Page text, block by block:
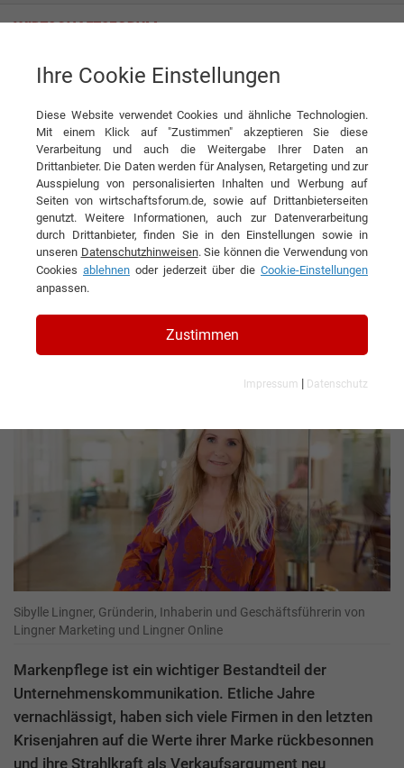
Marketing Communications Services S. Lingner GmbH
Interview Marketing Communications Services S. Lingner GmbH
DIESEN ARTIKEL EMPFEHLEN
Kommunikation – Powered by
Passion
Inhaberin und Geschäftsführerin von
Lingner Marketing und Lingner Online
Sibylle Lingner, Gründerin, Inhaberin und Geschäftsführerin von
Lingner Marketing und Lingner Online
Markenpflege ist ein wichtiger Bestandteil der
Unternehmenskommunikation. Etliche Jahre
vernachlässigt, haben sich viele Firmen in den letzten
Krisenjahren auf die Werte ihrer Marke rückbesonnen
und ihre Strahlkraft als Verkaufsargument neu
Ihre Cookie Einstellungen
Diese Website verwendet Cookies und ähnliche Technologien.
Mit einem Klick auf "Zustimmen" akzeptieren Sie diese
Verarbeitung und auch die Weitergabe Ihrer Daten an
Drittanbieter. Die Daten werden für Analysen, Retargeting und zur
Ausspielung von personalisierten Inhalten und Werbung auf
Seiten von wirtschaftsforum.de, sowie auf Drittanbieterseiten
genutzt. Weitere Informationen, auch zur Datenverarbeitung
durch Drittanbieter, finden Sie in den Einstellungen sowie in
unseren Datenschutzhinweisen. Sie können die Verwendung von
Cookies ablehnen oder jederzeit über die Cookie-Einstellungen
anpassen.
Zustimmen
Impressum | Datenschutz